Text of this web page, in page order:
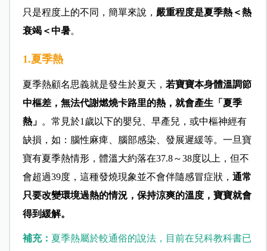
只是程度上的不同，簡單來說， 嚴重程度是夏季熱＜熱
衰竭＜中暑。
1.夏季熱
夏季熱顧名思義就是發生於夏天， 若寶寶本身體溫調節
中樞差，無法代謝燃燒卡路里的熱，就會產生「夏季
熱」 。常見於1歲以下的嬰兒、早產兒，或中樞神經有
缺損，如：腦性麻痺、腦部感染、發展遲緩等。一旦寶
寶有夏季熱情形，體溫大約落在37.8～38度以上，但不
會超過39度，這種發燒現象並不會伴隨感冒症狀， 通常
只要改變環境過熱的情況，保持涼爽的溫度，寶寶就會
得到緩解。
補充： 夏季熱屬於較通俗的說法，目前在兒科教科書已